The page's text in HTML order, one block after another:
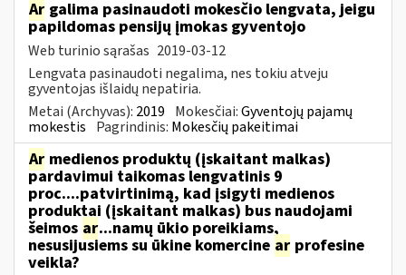
Ar galima pasinaudoti mokesčio lengvata, jeigu
papildomas pensijų įmokas gyventojo
Web turinio sąrašas 2019-03-12
Lengvata pasinaudoti negalima, nes tokiu atveju
gyventojas išlaidų nepatiria.
Metai (Archyvas): 2019 Mokesčiai:Gyventojų pajamų
mokestis Pagrindinis: Mokesčių pakeitimai
Ar medienos produktų (įskaitant malkas)
pardavimui taikomas lengvatinis 9
proc....patvirtinimą, kad įsigyti medienos
produktai (įskaitant malkas) bus naudojami
šeimos ar...namų ūkio poreikiams,
nesusijusiems su ūkine komercine ar profesine
veikla?